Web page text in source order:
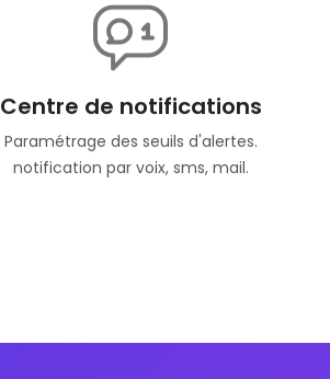
Centre de notifications
Paramétrage des seuils d'alertes.
notification par voix, sms, mail.